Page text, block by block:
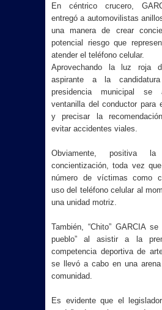
En céntrico crucero,
entregó a automovilistas
una manera de crear
potencial riesgo que
atender el teléfono celular.
Aprovechando la luz roja
aspirante a la
presidencia municipal
ventanilla del conductor para
y precisar la
evitar accidentes viales.
Obviamente, positiva
concientización, toda vez
número de víctimas como
uso del teléfono celular al
una unidad motriz.
También, “Chito” GARCIA
pueblo” al asistir a la
competencia deportiva de
se llevó a cabo en una
comunidad.
Es evidente que el